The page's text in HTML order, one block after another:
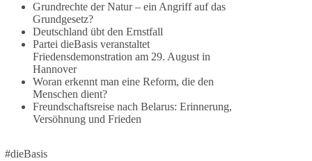
Am 20. Juni 2026 fand in Berlin am
Brandenburger Tor die Demonstration mit dem
Motto „Russland ist nicht unser Feind“ statt.
Hier ein Auszug aus der Rede von der
Bundestagsabgeordneten Sevim Dağdelen
(BSW).
Revanchismus!“
Grundrechte der Natur – ein Angriff auf das
Grundgesetz?
Deutschland übt den Ernstfall
Partei dieBasis veranstaltet
Friedensdemonstration am 29. August in
Hannover
Woran erkennt man eine Reform, die den
Menschen dient?
Freundschaftsreise nach Belarus: Erinnerung,
Versöhnung und Frieden
#dieBasis